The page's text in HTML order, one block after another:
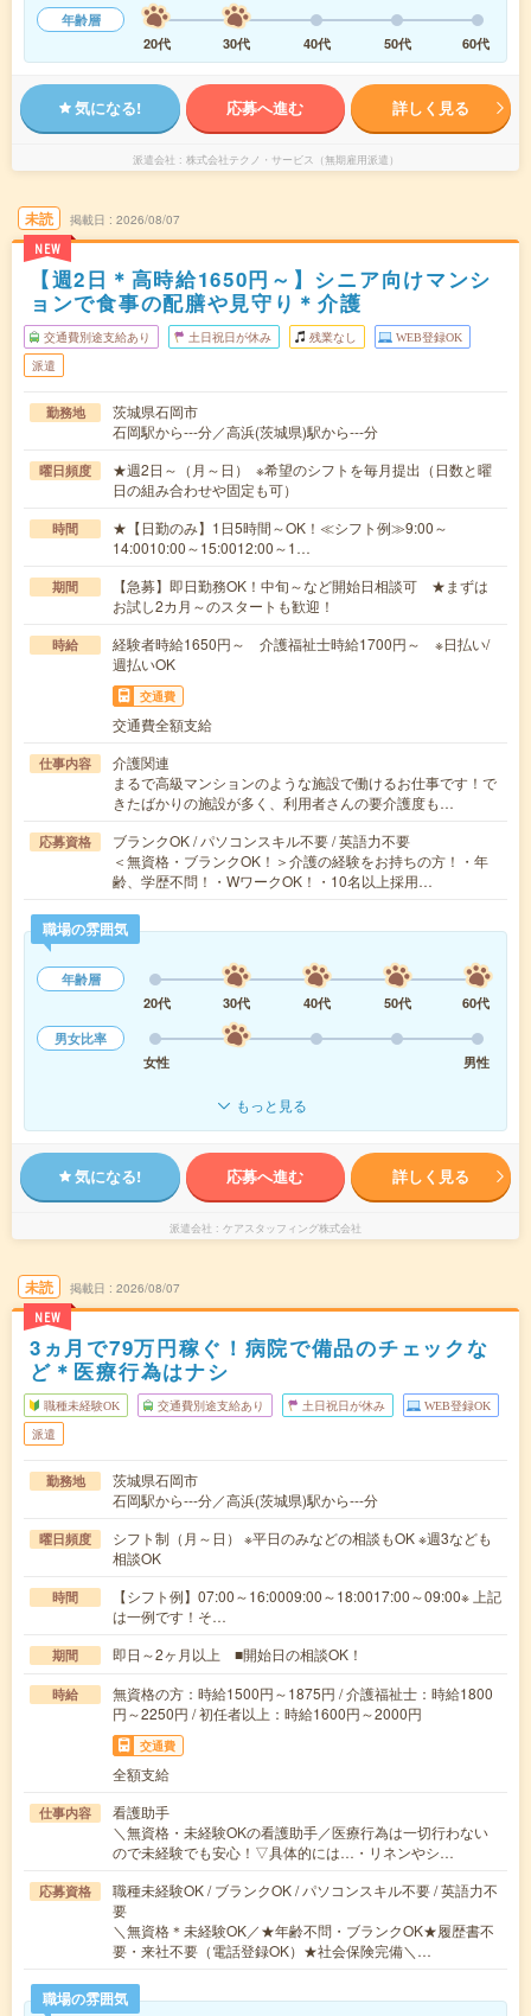
年齢層
20代
30代 40代 50代 60代
気になる! 応募へ進む 詳しく見る
派遣会社 株式会社テクノ・サービス（無期雇用派遣）
未読
NEW
掲載日 2026/08/07
【週2日＊高時給1650円～】シニア向けマンシ
ョンで食事の配膳や見守り＊介護
交通費別途支給あり 土日祝日が休み 残業なし WEB登録OK
派遣
勤務地
茨城県石岡市
石岡駅から---分／高浜(茨城県)駅から---分
曜日頻度
★週2日～（月～日） ※希望のシフトを毎月提出（日数と曜
日の組み合わせや固定も可）
時間
★【日勤のみ】1日5時間～OK！≪シフト例≫9:00～
14:0010:00～15:0012:00～1…
期間
【急募】即日勤務OK！中旬～など開始日相談可 ★まずは
お試し2カ月～のスタートも歓迎！
時給
経験者時給1650円～ 介護福祉士時給1700円～ ※日払い/
週払いOK
交通費
交通費全額支給
仕事内容
介護関連
まるで高級マンションのような施設で働けるお仕事です！で
きたばかりの施設が多く、利用者さんの要介護度も…
応募資格
ブランクOK / パソコンスキル不要 / 英語力不要
＜無資格・ブランクOK！＞介護の経験をお持ちの方！・年
齢、学歴不問！・WワークOK！・10名以上採用…
職場の雰囲気
年齢層
20代
30代 40代 50代
60代
男女比率
女性
男性
もっと見る
気になる! 応募へ進む 詳しく見る
派遣会社 ケアスタッフィング株式会社
未読
NEW
掲載日 2026/08/07
3ヵ月で79万円稼ぐ！病院で備品のチェックな
ど＊医療行為はナシ
職種未経験OK 交通費別途支給あり 土日祝日が休み WEB登録OK
派遣
勤務地
茨城県石岡市
石岡駅から---分／高浜(茨城県)駅から---分
曜日頻度
シフト制（月～日） ※平日のみなどの相談もOK ※週3なども
相談OK
時間
【シフト例】07:00～16:0009:00～18:0017:00～09:00※ 上記
は一例です！そ…
期間 即日～2ヶ月以上 ■開始日の相談OK！
時給
無資格の方：時給1500円～1875円 / 介護福祉士：時給1800
円～2250円 / 初任者以上：時給1600円～2000円
交通費
全額支給
仕事内容
看護助手
＼無資格・未経験OKの看護助手／医療行為は一切行わない
ので未経験でも安心！▽具体的には…・リネンやシ…
応募資格
職種未経験OK / ブランクOK / パソコンスキル不要 / 英語力不
要
＼無資格＊未経験OK／★年齢不問・ブランクOK★履歴書不
要・来社不要（電話登録OK）★社会保険完備＼…
職場の雰囲気